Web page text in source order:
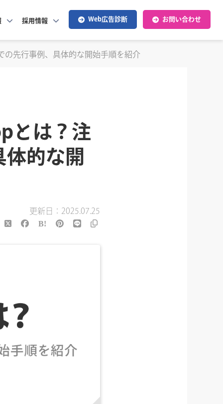
採用情報 Web広告診断 お問い合わせ
の先行事例、具体的な開始手順を紹介
とは？注
的な開
更新日：2025.07.25